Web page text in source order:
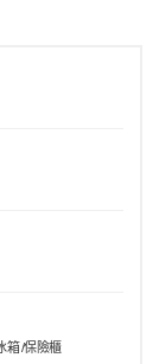
箱 /保險櫃